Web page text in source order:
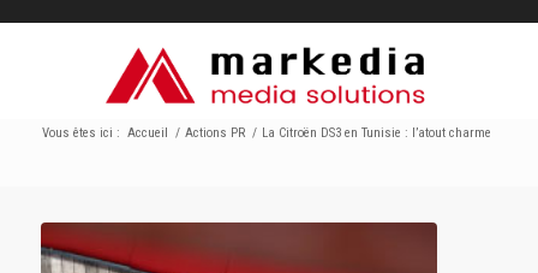
Vous êtes ici : Accueil / Actions PR / La Citroën DS3 en Tunisie : l’atout charme